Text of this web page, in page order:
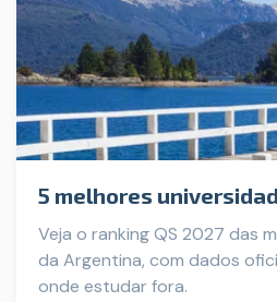
5 melhores
Veja o ranking QS 2027 das
da Argentina, com dados
onde estudar fora.